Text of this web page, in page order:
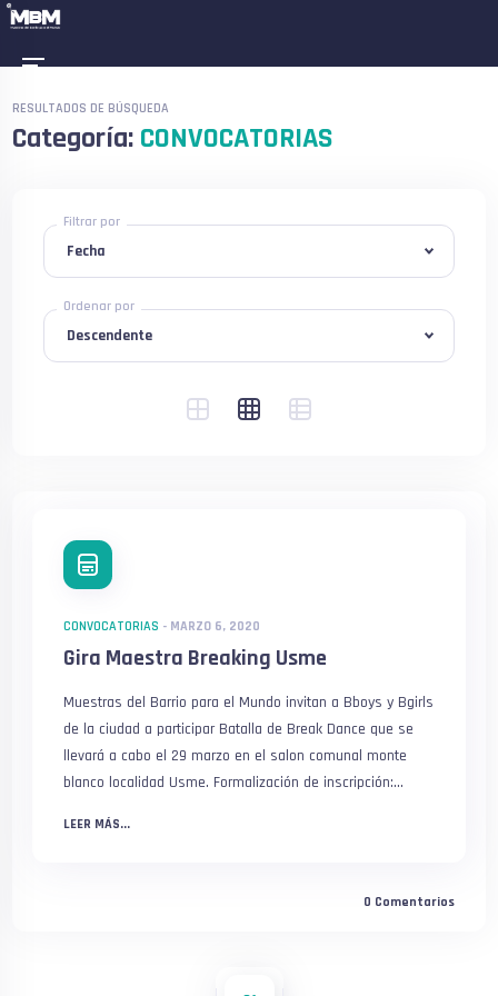
RESULTADOS DE BÚSQUEDA
Categoría: CONVOCATORIAS
Filtrar por
Ordenar por
CONVOCATORIAS - MARZO 6, 2020
Gira Maestra Breaking Usme
Muestras del Barrio para el Mundo invitan a Bboys y Bgirls
de la ciudad a participar Batalla de Break Dance que se
llevará a cabo el 29 marzo en el salon comunal monte
blanco localidad Usme. Formalización de inscripción:...
LEER MÁS...
0 Comentarios